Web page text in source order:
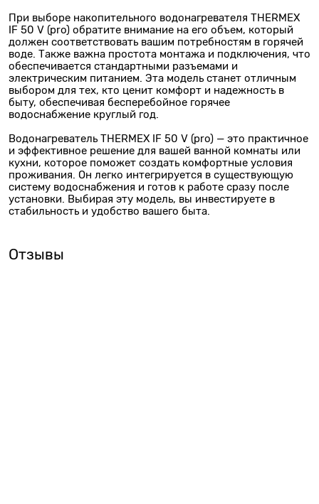
При выборе накопительного водонагревателя THERMEX
IF 50 V (pro) обратите внимание на его объем, который
должен соответствовать вашим потребностям в горячей
воде. Также важна простота монтажа и подключения, что
обеспечивается стандартными разъемами и
электрическим питанием. Эта модель станет отличным
выбором для тех, кто ценит комфорт и надежность в
быту, обеспечивая бесперебойное горячее
водоснабжение круглый год.
Водонагреватель THERMEX IF 50 V (pro) — это практичное
и эффективное решение для вашей ванной комнаты или
кухни, которое поможет создать комфортные условия
проживания. Он легко интегрируется в существующую
систему водоснабжения и готов к работе сразу после
установки. Выбирая эту модель, вы инвестируете в
стабильность и удобство вашего быта.
Отзывы